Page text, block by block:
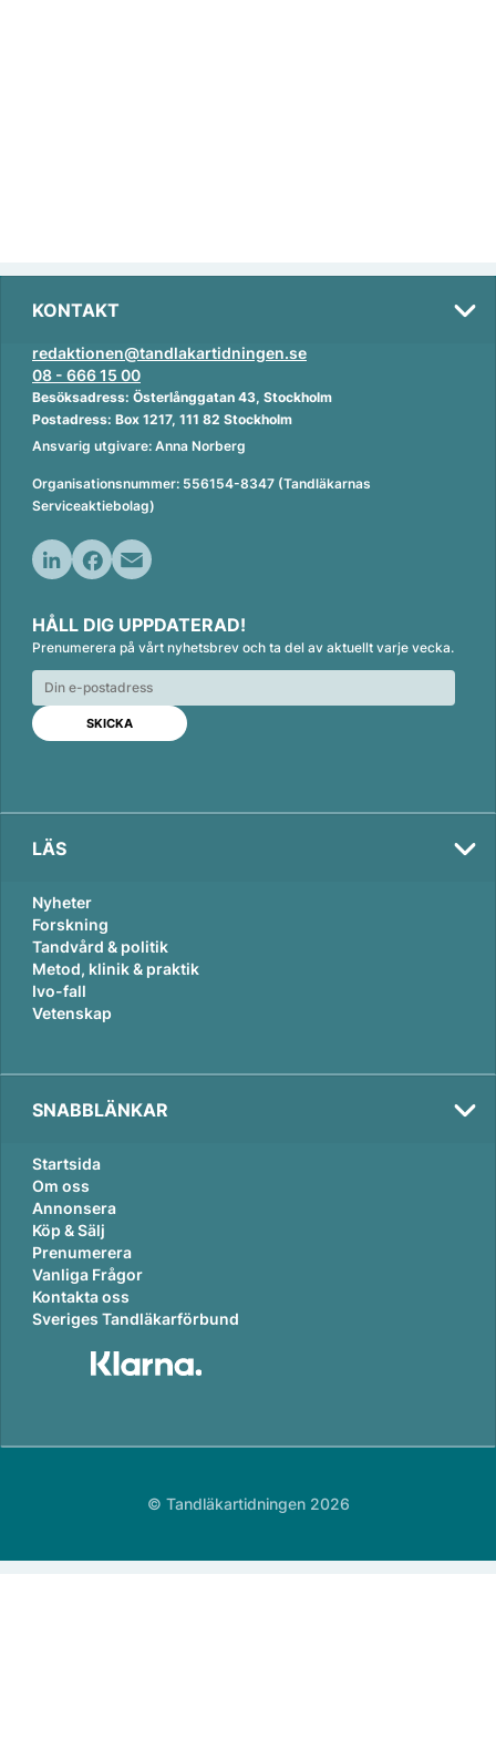
KONTAKT
redaktionen@tandlakartidningen.se
08 - 666 15 00
Besöksadress: Österlånggatan 43, Stockholm
Postadress: Box 1217, 111 82 Stockholm
Ansvarig utgivare: Anna Norberg
Organisationsnummer: 556154-8347 (Tandläkarnas
Serviceaktiebolag)
n
k
e
d
n
c
e
b
o
o
k
a
i
l
HÅLL DIG UPPDATERAD!
Prenumerera på vårt nyhetsbrev och ta del av aktuellt varje vecka.
LÄS
Nyheter
Forskning
Tandvård & politik
Metod, klinik & praktik
Ivo-fall
Vetenskap
SNABBLÄNKAR
Startsida
Om oss
Annonsera
Köp & Sälj
Prenumerera
Vanliga Frågor
Kontakta oss
Sveriges Tandläkarförbund
© Tandläkartidningen 2026